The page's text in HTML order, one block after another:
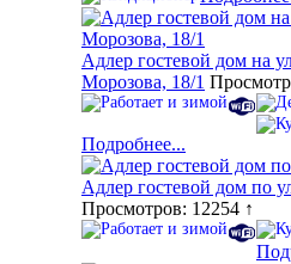
Адлер гостевой дом на
Морозова, 18/1
Подробнее...
Адлер гостевой дом по
Просмотров: 12254 ↑